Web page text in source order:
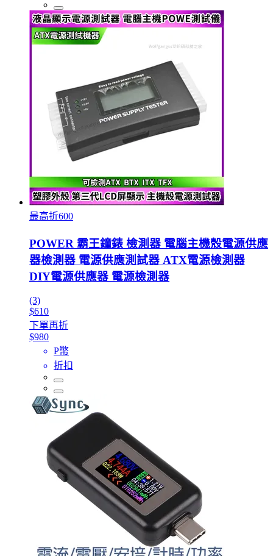
最高折600
POWER 霸王鐘錶 檢測器 電腦主機殼電源供應
器檢測器 電源供應測試器 ATX電源檢測器
DIY電源供應器 電源檢測器
(3)
$610
下單再折
$980
P幣
折扣